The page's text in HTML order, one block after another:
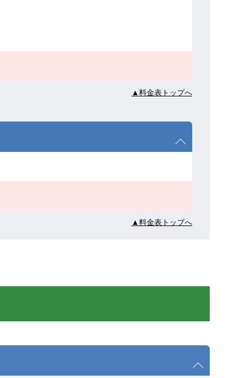
▲料金表トップへ
▲料金表トップへ